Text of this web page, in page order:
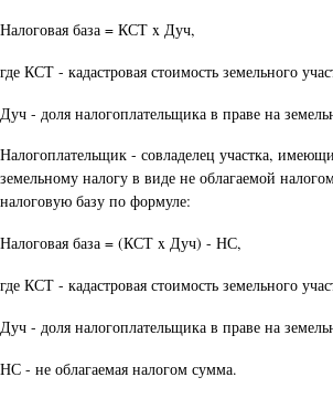
Налоговая база = КСТ x Дуч,
где КСТ - кадастровая стоимость земельного
Дуч - доля налогоплательщика в праве на
Налогоплательщик - совладелец участка,
земельному налогу в виде не облагаемой
налоговую базу по формуле:
Налоговая база = (КСТ x Дуч) - НС,
где КСТ - кадастровая стоимость земельного
Дуч - доля налогоплательщика в праве на
НС - не облагаемая налогом сумма.